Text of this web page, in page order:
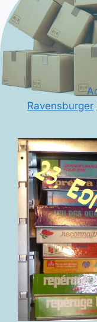
Ravensburger